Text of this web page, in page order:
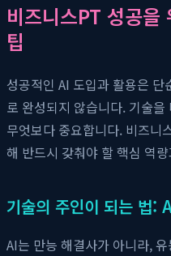
비즈니스PT 성공을
팁
성공적인 AI 도입과 활용은
로 완성되지 않습니다. 기술
무엇보다 중요합니다. 비즈니
해 반드시 갖춰야 할 핵심 역
기술의 주인이 되는 법:
AI는 만능 해결사가 아니라,